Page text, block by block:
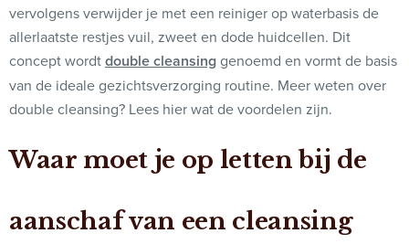
vervolgens verwijder je met een reiniger op waterbasis de
allerlaatste restjes vuil, zweet en dode huidcellen. Dit
concept wordtdouble cleansinggenoemd en vormt de basis
van de ideale gezichtsverzorging routine. Meer weten over
double cleansing? Lees hier wat de voordelen zijn.
Waar moet je op letten bij de
aanschaf van een cleansing